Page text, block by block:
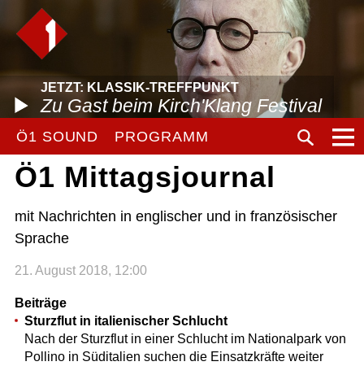
JETZT: KLASSIK-TREFFPUNKT
Zu Gast beim Kirch'Klang Festival
Ö1 SOUND PROGRAMM
Ö1 Mittagsjournal
mit Nachrichten in englischer und in französischer
Sprache
21. August 2018, 12:00
Beiträge
Sturzflut in italienischer Schlucht
Nach der Sturzflut in einer Schlucht im Nationalpark von
Pollino in Süditalien suchen die Einsatzkräfte weiter